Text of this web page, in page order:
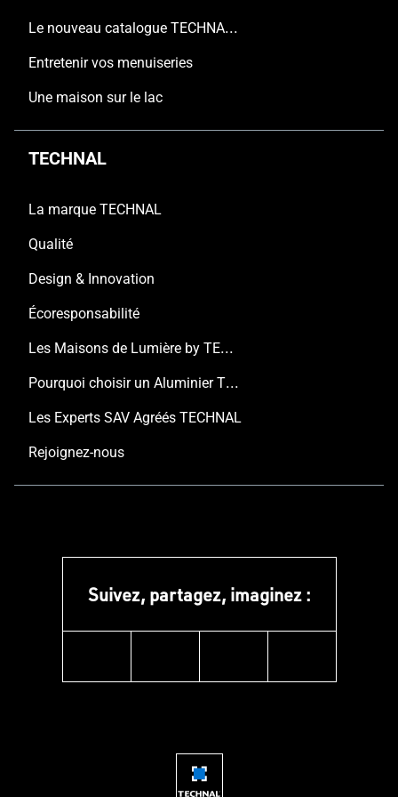
Le nouveau catalogue TECHNAL est arrivé
Entretenir vos menuiseries
Une maison sur le lac
TECHNAL
La marque TECHNAL
Qualité
Design & Innovation
Écoresponsabilité
Les Maisons de Lumière by TECHNAL
Pourquoi choisir un Aluminier TECHNAL ?
Les Experts SAV Agréés TECHNAL
Rejoignez-nous
Suivez, partagez, imaginez :